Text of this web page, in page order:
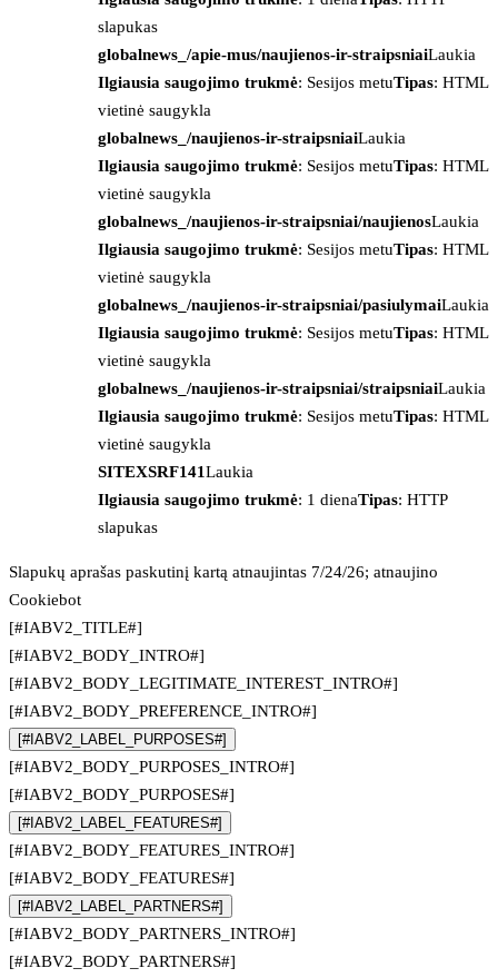
slapukas
globalnews_/apie-mus/naujienos-ir-straipsniaiLaukia
Ilgiausia saugojimo trukmė: Sesijos metuTipas: HTML
vietinė saugykla
globalnews_/naujienos-ir-straipsniaiLaukia
Ilgiausia saugojimo trukmė: Sesijos metuTipas: HTML
vietinė saugykla
globalnews_/naujienos-ir-straipsniai/naujienosLaukia
Ilgiausia saugojimo trukmė: Sesijos metuTipas: HTML
vietinė saugykla
globalnews_/naujienos-ir-straipsniai/pasiulymaiLaukia
Ilgiausia saugojimo trukmė: Sesijos metuTipas: HTML
vietinė saugykla
globalnews_/naujienos-ir-straipsniai/straipsniaiLaukia
Ilgiausia saugojimo trukmė: Sesijos metuTipas: HTML
vietinė saugykla
SITEXSRF141Laukia
Ilgiausia saugojimo trukmė: 1 dienaTipas: HTTP
slapukas
Slapukų aprašas paskutinį kartą atnaujintas 7/24/26; atnaujino
Cookiebot
[#IABV2_TITLE#]
[#IABV2_BODY_INTRO#]
[#IABV2_BODY_LEGITIMATE_INTEREST_INTRO#]
[#IABV2_BODY_PREFERENCE_INTRO#]
[#IABV2_LABEL_PURPOSES#]
[#IABV2_BODY_PURPOSES_INTRO#]
[#IABV2_BODY_PURPOSES#]
[#IABV2_LABEL_FEATURES#]
[#IABV2_BODY_FEATURES_INTRO#]
[#IABV2_BODY_FEATURES#]
[#IABV2_LABEL_PARTNERS#]
[#IABV2_BODY_PARTNERS_INTRO#]
[#IABV2_BODY_PARTNERS#]